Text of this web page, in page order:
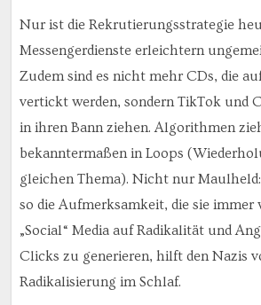
Nur ist die Rekrutierungsstrategie
Messengerdienste erleichtern
Zudem sind es nicht mehr CDs, die
vertickt werden, sondern TikTok und
in ihren Bann ziehen. Algorithmen
bekanntermaßen in Loops
gleichen Thema). Nicht nur
so die Aufmerksamkeit, die sie immer
„Social“ Media auf Radikalität und
Clicks zu generieren, hilft den Nazis
Radikalisierung im Schlaf.